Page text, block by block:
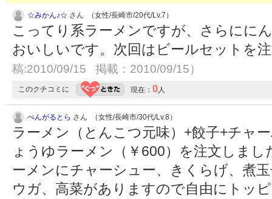
☆みかん♪☆ さん （女性/長崎市/20代/Lv.7）
こってり系ラーメンですが、さらにに
おいしいです。次回はビールセットを
稿:2010/09/15 掲載：2010/09/15）
このクチコミに 現在： 0人
べんがるとら さん （女性/長崎市/30代/Lv.8）
ラーメン（とんこつ元味）+餃子+チャ
ょうゆラーメン（￥600）を注文しま
ーメンにチャーシュー、きくらげ、煮
ウガ、高菜がありますので自由にトッ